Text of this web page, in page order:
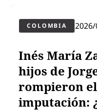
COLOMBIA
Inés María
hijos de
rompieron
imputación: